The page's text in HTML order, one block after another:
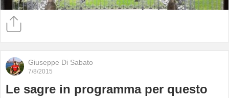
Giuseppe Di Sabato
7/8/2015
Le sagre in programma per questo